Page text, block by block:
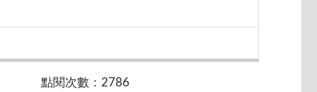
點閱次數：2786